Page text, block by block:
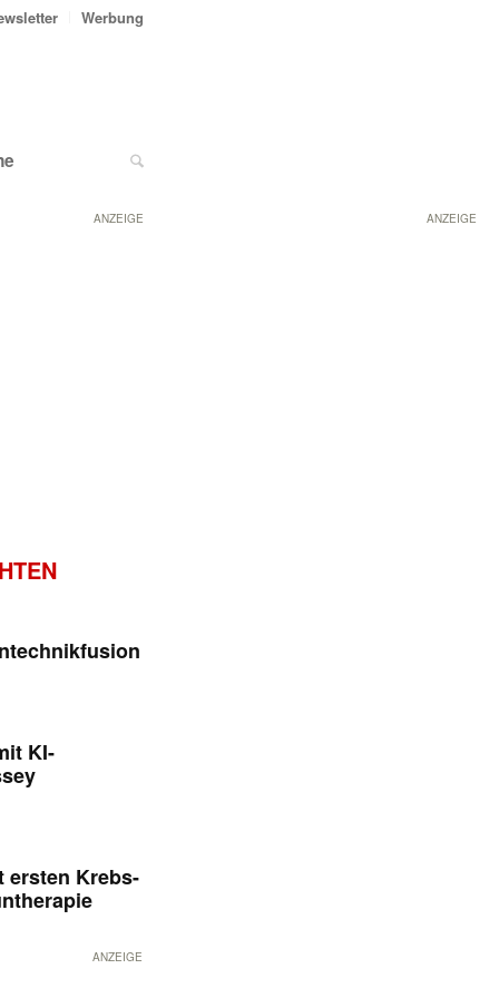
ANZEIGE
Werbung
ANZEIGE
KI-
ersten Krebs-
ANZEIGE